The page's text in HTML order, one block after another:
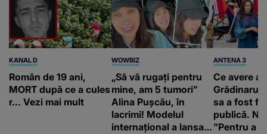
KANAL D
Român de 19 ani,
MORT după ce a cules
r... Vezi mai mult
WOWBIZ
„Să vă rugați pentru
mine, am 5 tumori”
Alina Pușcău, în
lacrimi! Modelul
internațional a lansat
ANTENA 3
Ce avere
Grădinaru.
sa a fost
publică.
"Pentru a